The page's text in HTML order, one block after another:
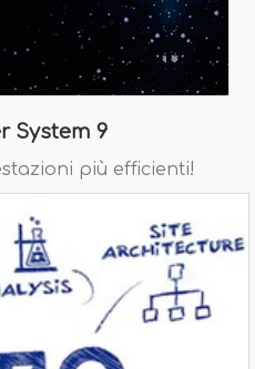
System 9
più efficienti!